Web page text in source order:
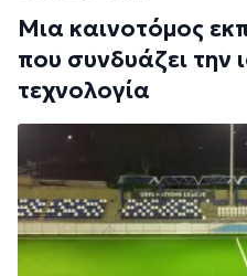
Μια καινοτόμος
που συνδυάζει την
τεχνολογία